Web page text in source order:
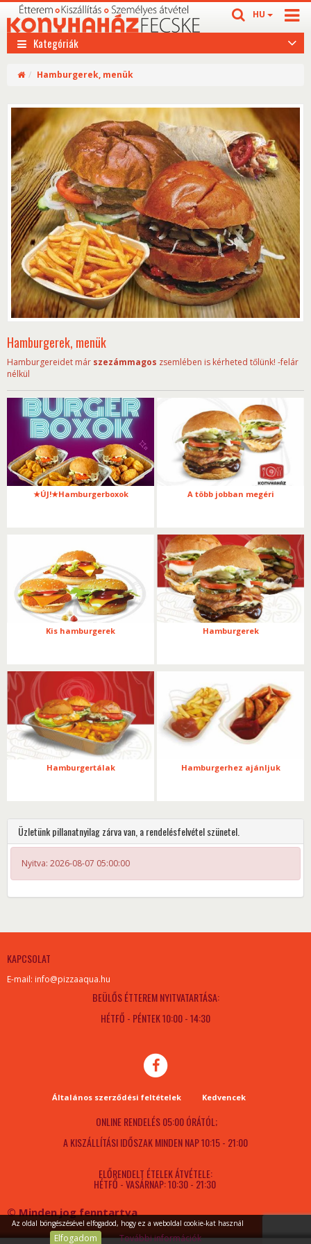
Az oldal böngészésével elfogadod, hogy ez a weboldal cookie-kat használ
Elfogadom További információk
HU
Kategóriák
Hamburgerek, menük
Hamburgerek, menük
Hamburgereidet már szezámmagos zsemlében is kérheted tőlünk! -felár
nélkül
★ÚJ!★Hamburgerboxok A több jobban megéri
Kis hamburgerek Hamburgerek
Hamburgertálak Hamburgerhez ajánljuk
Üzletünk pillanatnyilag zárva van, a rendelésfelvétel szünetel.
Nyitva: 2026-08-07 05:00:00
KAPCSOLAT
E-mail: info@pizzaaqua.hu
BEÜLŐS ÉTTEREM NYITVATARTÁSA:
HÉTFŐ - PÉNTEK 10:00 - 14:30
Általános szerződési feltételek Kedvencek
ONLINE RENDELÉS 05:00 ÓRÁTÓL;
A KISZÁLLÍTÁSI IDŐSZAK MINDEN NAP 10:15 - 21:00
ELŐRENDELT ÉTELEK ÁTVÉTELE:
HÉTFŐ - VASÁRNAP: 10:30 - 21:30
© Minden jog fenntartva